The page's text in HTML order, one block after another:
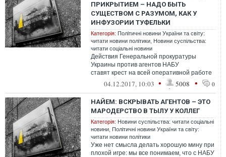
ПРИКРЫТИЕМ – НАДО БЫТЬ
СУЩЕСТВОМ С РАЗУМОМ, КАК У
ИНФУЗОРИИ ТУФЕЛЬКИ
Категорія: Політичні новини України та світу:
читати новини політики Новини суспільства:
читати соціальні новини
Действия Генеральной прокуратуры
Украины против агентов НАБУ
ставят крест на всей оперативной работе
в государстве
04.12.2017, 10:03 • 5008 • 0
НАЙЕМ: ВСКРЫВАТЬ АГЕНТОВ – ЭТО
МАРОДЕРСТВО В ТЫЛУ У КОЛЛЕГ
Категорія: Новини суспільства: читати соціальні
новини Політичні новини України та світу:
читати новини політики
Уже нет смысла делать хорошую мину при
плохой игре: мы все понимаем, что с НАБУ